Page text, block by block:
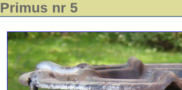
Primus nr 5